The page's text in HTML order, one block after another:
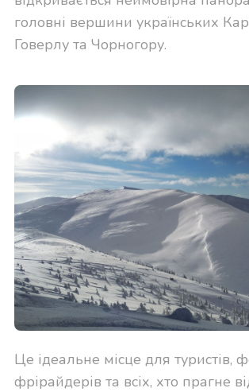
головні вершини українських
Говерлу та Чорногору.
Це ідеальне місце для туристів,
фрірайдерів та всіх, хто прагне